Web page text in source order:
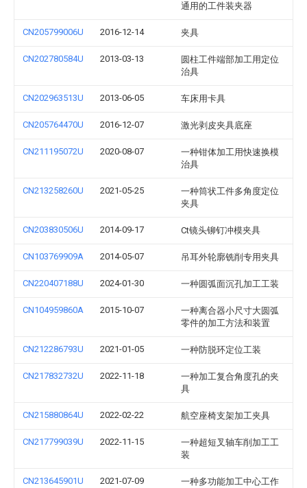
通用的工件装夹器
CN205799006U 2016-12-14 夹具
CN202780584U 2013-03-13
圆柱工件端部加工用定位
治具
CN202963513U 2013-06-05 车床用卡具
CN205764470U 2016-12-07 激光剥皮夹具底座
CN211195072U 2020-08-07
一种钳体加工用快速换模
治具
CN213258260U 2021-05-25
一种筒状工件多角度定位
夹具
CN203830506U 2014-09-17 Ct镜头铆钉冲模夹具
CN103769909A 2014-05-07 吊耳外轮廓铣削专用夹具
CN220407188U 2024-01-30 一种圆弧面沉孔加工工装
CN104959860A 2015-10-07
一种离合器小尺寸大圆弧
零件的加工方法和装置
CN212286793U 2021-01-05 一种防脱环定位工装
CN217832732U 2022-11-18
一种加工复合角度孔的夹
具
CN215880864U 2022-02-22 航空座椅支架加工夹具
CN217799039U 2022-11-15
一种超短叉轴车削加工工
装
CN213645901U 2021-07-09
一种多功能加工中心工作